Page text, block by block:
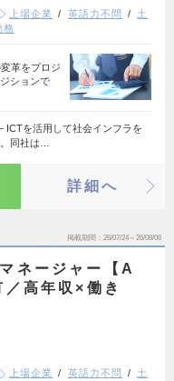
上場企業 英語力不問
土
務
革をプロジ
ションで
を活用して社会インフラを
同社は…
詳細へ
掲載期間 26/07/24～26/08/06
ネージャー【A
／高年収×働き
上場企業 英語力不問
土